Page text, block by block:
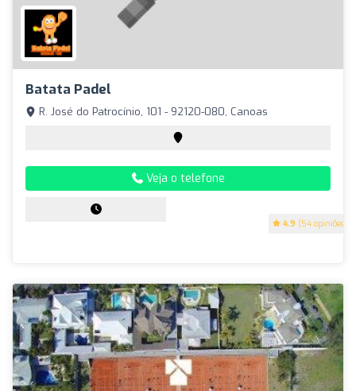
Batata Padel
4.9 (54 opiniões)
R. José do Patrocínio, 101 - 92120-080, Canoas
Veja o telefone